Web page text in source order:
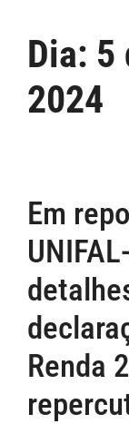
Dia: 5
2024
Em
Renda